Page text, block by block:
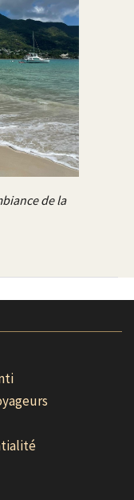
de la